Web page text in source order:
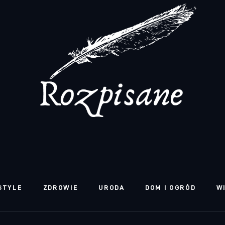
ZDROWIE URODA DOM I OGRÓD